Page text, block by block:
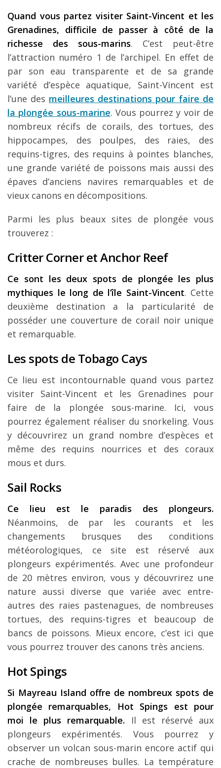
Quand vous partez visiter Saint-Vincent et les
Grenadines, difficile de passer à côté de la
richesse des sous-marins. C’est peut-être
l’attraction numéro 1 de l’archipel. En effet de
par son eau transparente et de sa grande
variété d’espèce aquatique, Saint-Vincent est
l’une des meilleures destinations pour faire de
la plongée sous-marine. Vous pourrez y voir de
nombreux récifs de corails, des tortues, des
hippocampes, des poulpes, des raies, des
requins-tigres, des requins à pointes blanches,
une grande variété de poissons mais aussi des
épaves d’anciens navires remarquables et de
vieux canons en décompositions.
Parmi les plus beaux sites de plongée vous
trouverez :
Critter Corner et Anchor Reef
Ce sont les deux spots de plongée les plus
mythiques le long de l’île Saint-Vincent. Cette
deuxième destination a la particularité de
posséder une couverture de corail noir unique
et remarquable.
Les spots de Tobago Cays
Ce lieu est incontournable quand vous partez
visiter Saint-Vincent et les Grenadines pour
faire de la plongée sous-marine. Ici, vous
pourrez également réaliser du snorkeling. Vous
y découvrirez un grand nombre d’espèces et
même des requins nourrices et des coraux
mous et durs.
Sail Rocks
Ce lieu est le paradis des plongeurs.
Néanmoins, de par les courants et les
changements brusques des conditions
météorologiques, ce site est réservé aux
plongeurs expérimentés. Avec une profondeur
de 20 mètres environ, vous y découvrirez une
nature aussi diverse que variée avec entre-
autres des raies pastenagues, de nombreuses
tortues, des requins-tigres et beaucoup de
bancs de poissons. Mieux encore, c’est ici que
vous pourrez trouver des canons très anciens.
Hot Spings
Si Mayreau Island offre de nombreux spots de
plongée remarquables, Hot Spings est pour
moi le plus remarquable. Il est réservé aux
plongeurs expérimentés. Vous pourrez y
observer un volcan sous-marin encore actif qui
crache de nombreuses bulles. La température